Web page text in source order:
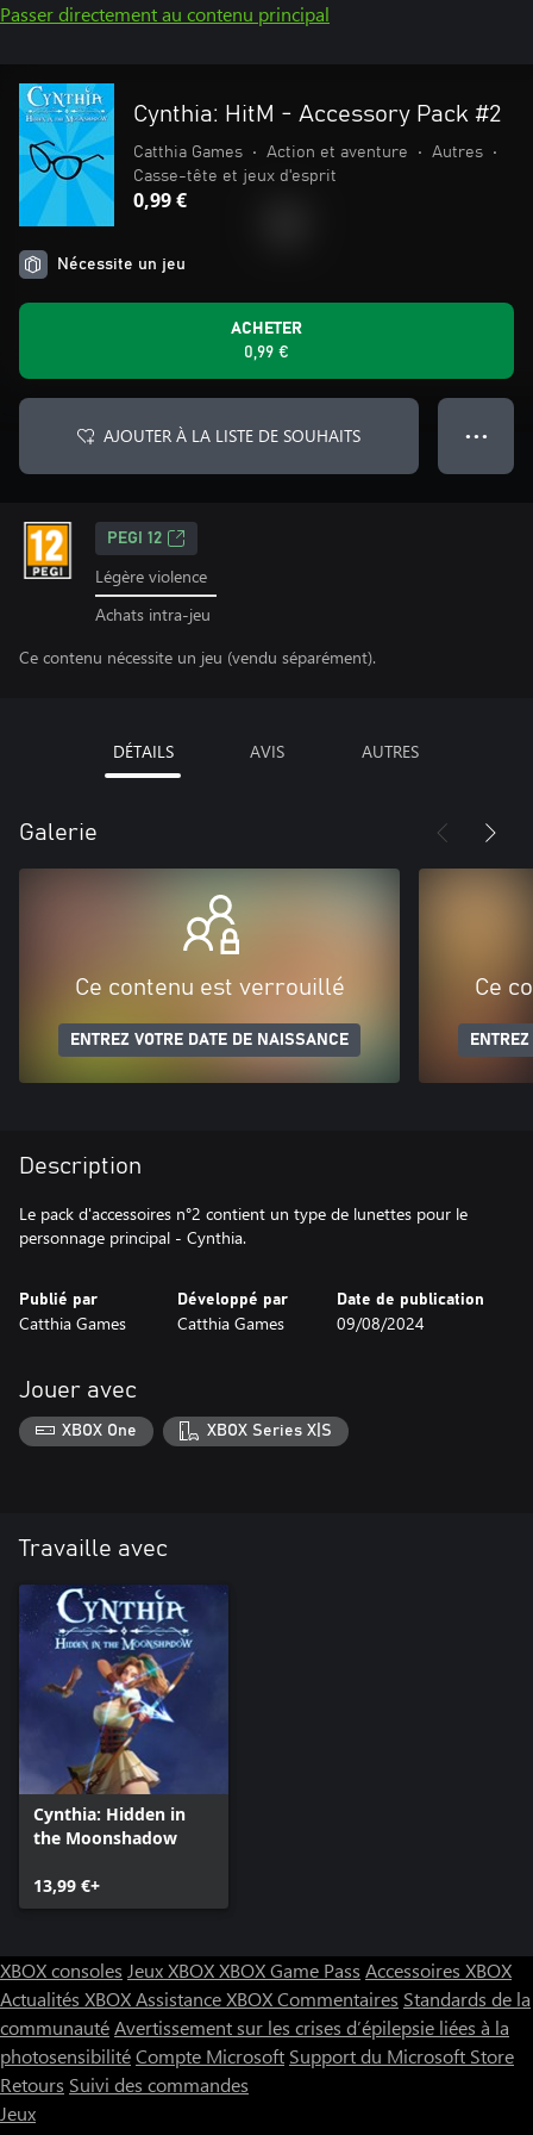
Passer directement au contenu principal
Cynthia: HitM - Accessory Pack #2
Catthia Games • Action et aventure • Autres
•
Casse-tête et jeux d'esprit
0,99 €
Nécessite un jeu
ACHETER
0,99 €
AJOUTER À LA LISTE DE SOUHAITS ● ● ●
PEGI 12
Légère violence
Achats intra-jeu
Ce contenu nécessite un jeu (vendu séparément).
DÉTAILS AVIS AUTRES
Galerie
Ce contenu est verrouillé
ENTREZ VOTRE DATE DE NAISSANCE
Ce
Description
Le pack d'accessoires n°2 contient un type de lunettes pour le
personnage principal - Cynthia.
Publié par
Catthia Games
Développé par
Catthia Games
Date de publication
09/08/2024
Jouer avec
XBOX One XBOX Series X|S
Travaille avec
Cynthia: Hidden in
the Moonshadow
13,99 €+
XBOX consoles Jeux XBOXXBOX Game Pass Accessoires XBOX
Actualités XBOXAssistance XBOXCommentaires Standards de la
communautéAvertissement sur les crises d’épilepsie liées à la
photosensibilitéCompte Microsoft Support du Microsoft Store
Retours Suivi des commandes
Jeux